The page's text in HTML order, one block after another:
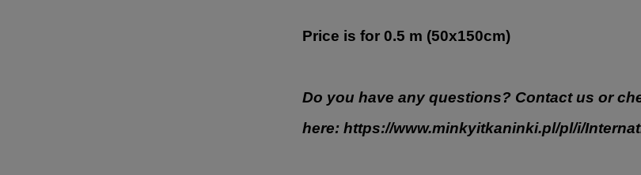
Price is for 0.5 m (50x150cm)
Do you have any questions? Contact us or
here: https://www.minkyitkaninki.pl/pl/i/